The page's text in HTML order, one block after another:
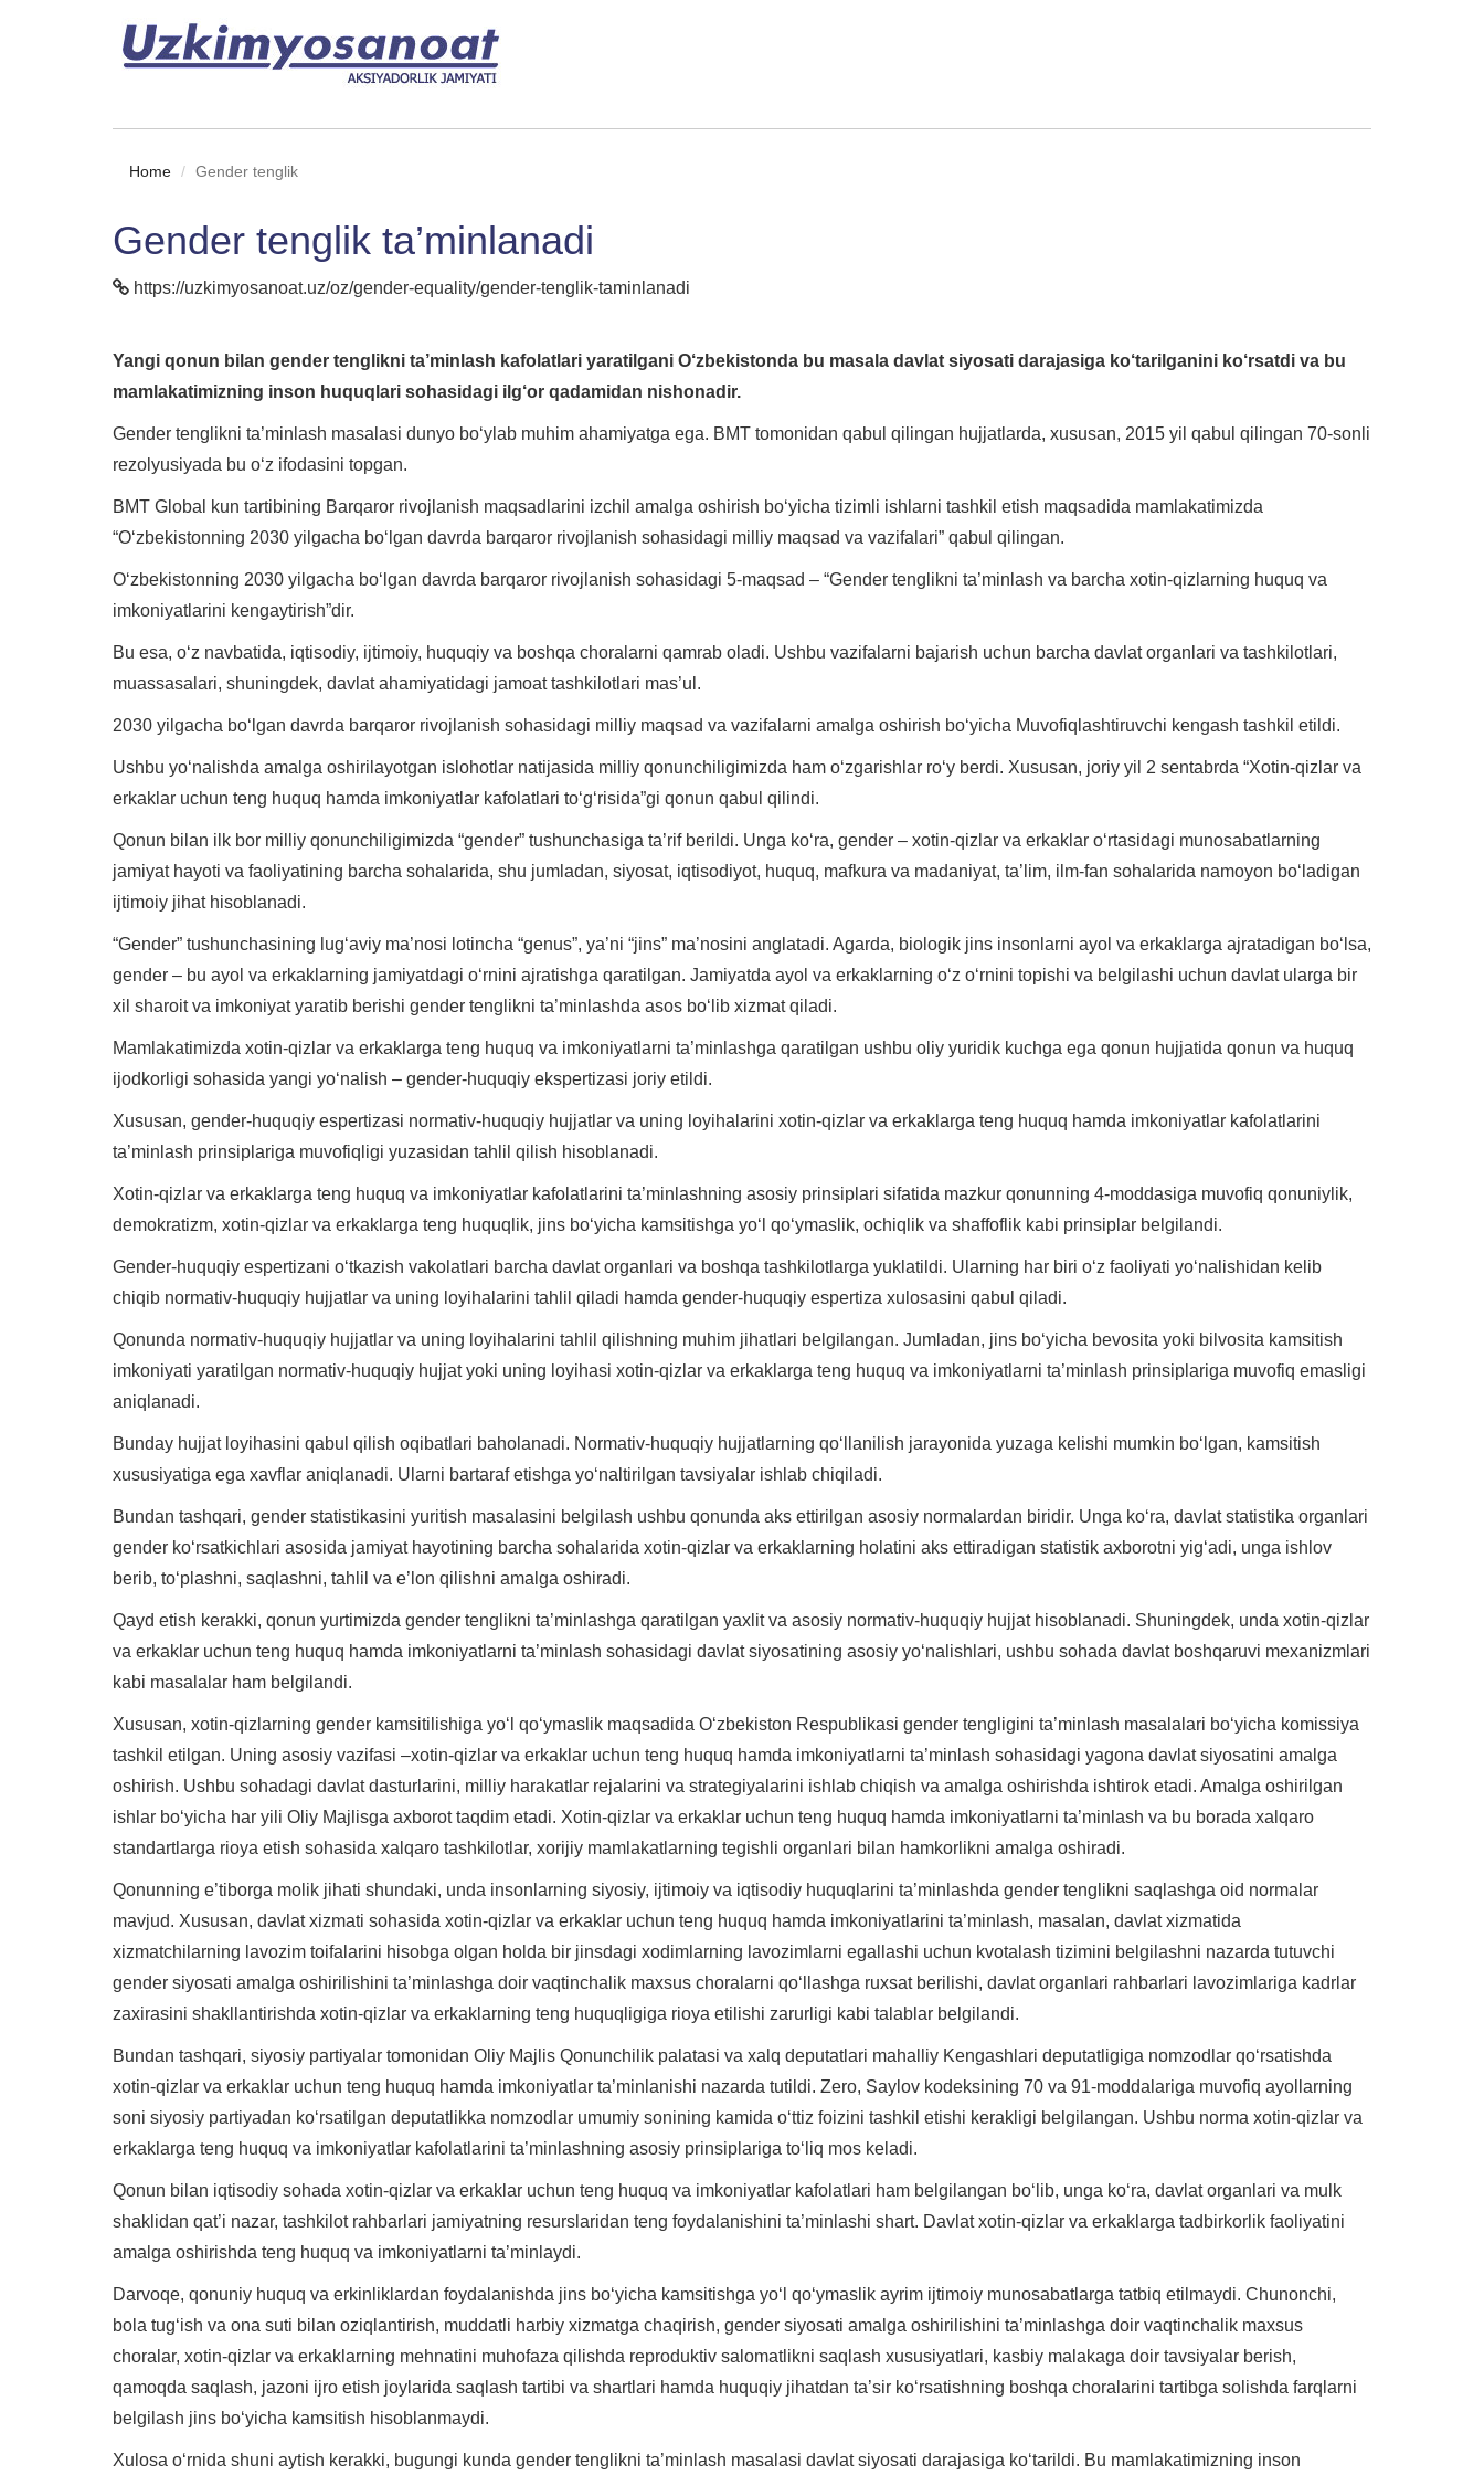
Home Gender tenglik
Gender tenglik ta’minlanadi
https://uzkimyosanoat.uz/oz/gender-equality/gender-tenglik-taminlanadi
Yangi qonun bilan gender tenglikni ta’minlash kafolatlari yaratilgani O‘zbekistonda bu masala davlat siyosati darajasiga ko‘tarilganini ko‘rsatdi va bu
mamlakatimizning inson huquqlari sohasidagi ilg‘or qadamidan nishonadir.
Gender tenglikni ta’minlash masalasi dunyo bo‘ylab muhim ahamiyatga ega. BMT tomonidan qabul qilingan hujjatlarda, xususan, 2015 yil qabul qilingan 70-sonli
rezolyusiyada bu o‘z ifodasini topgan.
BMT Global kun tartibining Barqaror rivojlanish maqsadlarini izchil amalga oshirish bo‘yicha tizimli ishlarni tashkil etish maqsadida mamlakatimizda
“O‘zbekistonning 2030 yilgacha bo‘lgan davrda barqaror rivojlanish sohasidagi milliy maqsad va vazifalari” qabul qilingan.
O‘zbekistonning 2030 yilgacha bo‘lgan davrda barqaror rivojlanish sohasidagi 5-maqsad – “Gender tenglikni ta’minlash va barcha xotin-qizlarning huquq va
imkoniyatlarini kengaytirish”dir.
Bu esa, o‘z navbatida, iqtisodiy, ijtimoiy, huquqiy va boshqa choralarni qamrab oladi. Ushbu vazifalarni bajarish uchun barcha davlat organlari va tashkilotlari,
muassasalari, shuningdek, davlat ahamiyatidagi jamoat tashkilotlari mas’ul.
2030 yilgacha bo‘lgan davrda barqaror rivojlanish sohasidagi milliy maqsad va vazifalarni amalga oshirish bo‘yicha Muvofiqlashtiruvchi kengash tashkil etildi.
Ushbu yo‘nalishda amalga oshirilayotgan islohotlar natijasida milliy qonunchiligimizda ham o‘zgarishlar ro‘y berdi. Xususan, joriy yil 2 sentabrda “Xotin-qizlar va
erkaklar uchun teng huquq hamda imkoniyatlar kafolatlari to‘g‘risida”gi qonun qabul qilindi.
Qonun bilan ilk bor milliy qonunchiligimizda “gender” tushunchasiga ta’rif berildi. Unga ko‘ra, gender – xotin-qizlar va erkaklar o‘rtasidagi munosabatlarning
jamiyat hayoti va faoliyatining barcha sohalarida, shu jumladan, siyosat, iqtisodiyot, huquq, mafkura va madaniyat, ta’lim, ilm-fan sohalarida namoyon bo‘ladigan
ijtimoiy jihat hisoblanadi.
“Gender” tushunchasining lug‘aviy ma’nosi lotincha “genus”, ya’ni “jins” ma’nosini anglatadi. Agarda, biologik jins insonlarni ayol va erkaklarga ajratadigan bo‘lsa,
gender – bu ayol va erkaklarning jamiyatdagi o‘rnini ajratishga qaratilgan. Jamiyatda ayol va erkaklarning o‘z o‘rnini topishi va belgilashi uchun davlat ularga bir
xil sharoit va imkoniyat yaratib berishi gender tenglikni ta’minlashda asos bo‘lib xizmat qiladi.
Mamlakatimizda xotin-qizlar va erkaklarga teng huquq va imkoniyatlarni ta’minlashga qaratilgan ushbu oliy yuridik kuchga ega qonun hujjatida qonun va huquq
ijodkorligi sohasida yangi yo‘nalish – gender-huquqiy ekspertizasi joriy etildi.
Xususan, gender-huquqiy espertizasi normativ-huquqiy hujjatlar va uning loyihalarini xotin-qizlar va erkaklarga teng huquq hamda imkoniyatlar kafolatlarini
ta’minlash prinsiplariga muvofiqligi yuzasidan tahlil qilish hisoblanadi.
Xotin-qizlar va erkaklarga teng huquq va imkoniyatlar kafolatlarini ta’minlashning asosiy prinsiplari sifatida mazkur qonunning 4-moddasiga muvofiq qonuniylik,
demokratizm, xotin-qizlar va erkaklarga teng huquqlik, jins bo‘yicha kamsitishga yo‘l qo‘ymaslik, ochiqlik va shaffoflik kabi prinsiplar belgilandi.
Gender-huquqiy espertizani o‘tkazish vakolatlari barcha davlat organlari va boshqa tashkilotlarga yuklatildi. Ularning har biri o‘z faoliyati yo‘nalishidan kelib
chiqib normativ-huquqiy hujjatlar va uning loyihalarini tahlil qiladi hamda gender-huquqiy espertiza xulosasini qabul qiladi.
Qonunda normativ-huquqiy hujjatlar va uning loyihalarini tahlil qilishning muhim jihatlari belgilangan. Jumladan, jins bo‘yicha bevosita yoki bilvosita kamsitish
imkoniyati yaratilgan normativ-huquqiy hujjat yoki uning loyihasi xotin-qizlar va erkaklarga teng huquq va imkoniyatlarni ta’minlash prinsiplariga muvofiq emasligi
aniqlanadi.
Bunday hujjat loyihasini qabul qilish oqibatlari baholanadi. Normativ-huquqiy hujjatlarning qo‘llanilish jarayonida yuzaga kelishi mumkin bo‘lgan, kamsitish
xususiyatiga ega xavflar aniqlanadi. Ularni bartaraf etishga yo‘naltirilgan tavsiyalar ishlab chiqiladi.
Bundan tashqari, gender statistikasini yuritish masalasini belgilash ushbu qonunda aks ettirilgan asosiy normalardan biridir. Unga ko‘ra, davlat statistika organlari
gender ko‘rsatkichlari asosida jamiyat hayotining barcha sohalarida xotin-qizlar va erkaklarning holatini aks ettiradigan statistik axborotni yig‘adi, unga ishlov
berib, to‘plashni, saqlashni, tahlil va e’lon qilishni amalga oshiradi.
Qayd etish kerakki, qonun yurtimizda gender tenglikni ta’minlashga qaratilgan yaxlit va asosiy normativ-huquqiy hujjat hisoblanadi. Shuningdek, unda xotin-qizlar
va erkaklar uchun teng huquq hamda imkoniyatlarni ta’minlash sohasidagi davlat siyosatining asosiy yo‘nalishlari, ushbu sohada davlat boshqaruvi mexanizmlari
kabi masalalar ham belgilandi.
Xususan, xotin-qizlarning gender kamsitilishiga yo‘l qo‘ymaslik maqsadida O‘zbekiston Respublikasi gender tengligini ta’minlash masalalari bo‘yicha komissiya
tashkil etilgan. Uning asosiy vazifasi –xotin-qizlar va erkaklar uchun teng huquq hamda imkoniyatlarni ta’minlash sohasidagi yagona davlat siyosatini amalga
oshirish. Ushbu sohadagi davlat dasturlarini, milliy harakatlar rejalarini va strategiyalarini ishlab chiqish va amalga oshirishda ishtirok etadi. Amalga oshirilgan
ishlar bo‘yicha har yili Oliy Majlisga axborot taqdim etadi. Xotin-qizlar va erkaklar uchun teng huquq hamda imkoniyatlarni ta’minlash va bu borada xalqaro
standartlarga rioya etish sohasida xalqaro tashkilotlar, xorijiy mamlakatlarning tegishli organlari bilan hamkorlikni amalga oshiradi.
Qonunning e’tiborga molik jihati shundaki, unda insonlarning siyosiy, ijtimoiy va iqtisodiy huquqlarini ta’minlashda gender tenglikni saqlashga oid normalar
mavjud. Xususan, davlat xizmati sohasida xotin-qizlar va erkaklar uchun teng huquq hamda imkoniyatlarini ta’minlash, masalan, davlat xizmatida
xizmatchilarning lavozim toifalarini hisobga olgan holda bir jinsdagi xodimlarning lavozimlarni egallashi uchun kvotalash tizimini belgilashni nazarda tutuvchi
gender siyosati amalga oshirilishini ta’minlashga doir vaqtinchalik maxsus choralarni qo‘llashga ruxsat berilishi, davlat organlari rahbarlari lavozimlariga kadrlar
zaxirasini shakllantirishda xotin-qizlar va erkaklarning teng huquqligiga rioya etilishi zarurligi kabi talablar belgilandi.
Bundan tashqari, siyosiy partiyalar tomonidan Oliy Majlis Qonunchilik palatasi va xalq deputatlari mahalliy Kengashlari deputatligiga nomzodlar qo‘rsatishda
xotin-qizlar va erkaklar uchun teng huquq hamda imkoniyatlar ta’minlanishi nazarda tutildi. Zero, Saylov kodeksining 70 va 91-moddalariga muvofiq ayollarning
soni siyosiy partiyadan ko‘rsatilgan deputatlikka nomzodlar umumiy sonining kamida o‘ttiz foizini tashkil etishi kerakligi belgilangan. Ushbu norma xotin-qizlar va
erkaklarga teng huquq va imkoniyatlar kafolatlarini ta’minlashning asosiy prinsiplariga to‘liq mos keladi.
Qonun bilan iqtisodiy sohada xotin-qizlar va erkaklar uchun teng huquq va imkoniyatlar kafolatlari ham belgilangan bo‘lib, unga ko‘ra, davlat organlari va mulk
shaklidan qat’i nazar, tashkilot rahbarlari jamiyatning resurslaridan teng foydalanishini ta’minlashi shart. Davlat xotin-qizlar va erkaklarga tadbirkorlik faoliyatini
amalga oshirishda teng huquq va imkoniyatlarni ta’minlaydi.
Darvoqe, qonuniy huquq va erkinliklardan foydalanishda jins bo‘yicha kamsitishga yo‘l qo‘ymaslik ayrim ijtimoiy munosabatlarga tatbiq etilmaydi. Chunonchi,
bola tug‘ish va ona suti bilan oziqlantirish, muddatli harbiy xizmatga chaqirish, gender siyosati amalga oshirilishini ta’minlashga doir vaqtinchalik maxsus
choralar, xotin-qizlar va erkaklarning mehnatini muhofaza qilishda reproduktiv salomatlikni saqlash xususiyatlari, kasbiy malakaga doir tavsiyalar berish,
qamoqda saqlash, jazoni ijro etish joylarida saqlash tartibi va shartlari hamda huquqiy jihatdan ta’sir ko‘rsatishning boshqa choralarini tartibga solishda farqlarni
belgilash jins bo‘yicha kamsitish hisoblanmaydi.
Xulosa o‘rnida shuni aytish kerakki, bugungi kunda gender tenglikni ta’minlash masalasi davlat siyosati darajasiga ko‘tarildi. Bu mamlakatimizning inson